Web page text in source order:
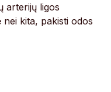
arterijų ligos
nei kita, pakisti odos